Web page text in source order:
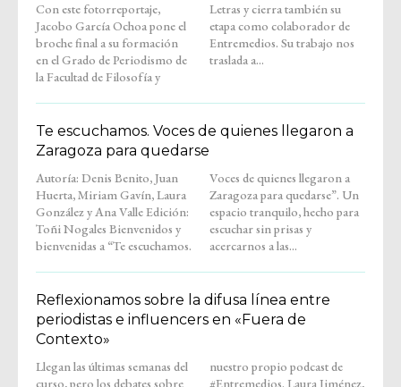
Con este fotorreportaje,
Jacobo García Ochoa pone el
broche final a su formación
en el Grado de Periodismo de
la Facultad de Filosofía y
Letras y cierra también su
etapa como colaborador de
Entremedios. Su trabajo nos
traslada a...
Te escuchamos. Voces de quienes llegaron a
Zaragoza para quedarse
Autoría: Denis Benito, Juan
Huerta, Miriam Gavín, Laura
González y Ana Valle Edición:
Toñi Nogales Bienvenidos y
bienvenidas a “Te escuchamos.
Voces de quienes llegaron a
Zaragoza para quedarse”. Un
espacio tranquilo, hecho para
escuchar sin prisas y
acercarnos a las...
Reflexionamos sobre la difusa línea entre
periodistas e influencers en «Fuera de
Contexto»
Llegan las últimas semanas del
curso, pero los debates sobre
nuestro propio podcast de
#Entremedios. Laura Jiménez,